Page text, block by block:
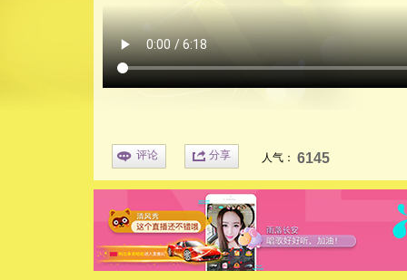
评论 分享 人气： 6145